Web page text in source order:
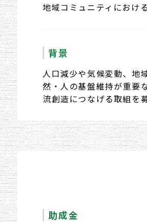
地域コミュニティにおけ
背景
人口減少や気候変動、地
然・人の基盤維持が重要
流創造につなげる取組を
助成金